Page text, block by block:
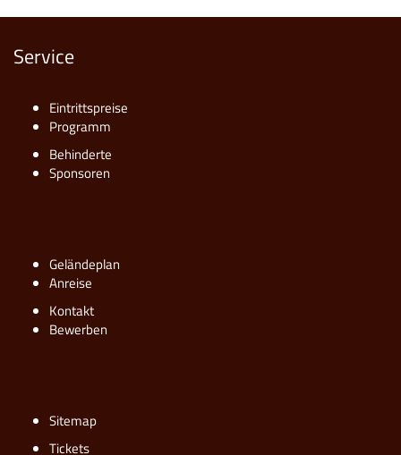
Service
Eintrittspreise
Programm
Behinderte
Sponsoren
Geländeplan
Anreise
Kontakt
Bewerben
Sitemap
Tickets